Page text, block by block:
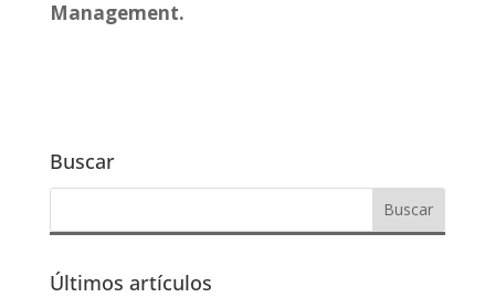
Management.
Buscar
Últimos artículos